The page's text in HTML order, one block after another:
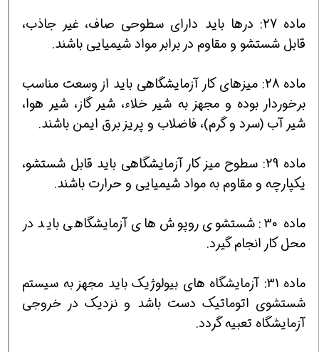
ماده 27: درها باید دارای سطوحی صاف، غیر جاذب،
قابل شستشو و مقاوم در برابر مواد شیمیایی باشند.
ماده 28: میزهای کار آزمایشگاهی باید از وسعت مناسب
برخوردار بوده و مجهز به شیر خلاء، شیر گاز، شیر هوا،
شیر آب (سرد و گرم)، فاضلاب و پریز برق ایمن باشند.
ماده 29: سطوح میز کار آزمایشگاهی باید قابل شستشو،
یکپارچه و مقاوم به مواد شیمیایی و حرارت باشند.
ماده 30: شستشوی روپوش های آزمایشگاهی باید در
محل کار انجام گیرد.
ماده 31: آزمایشگاه های بیولوژیک باید مجهز به سیستم
شستشوی اتوماتیک دست باشد و نزدیک در خروجی
آزمایشگاه تعبیه گردد.